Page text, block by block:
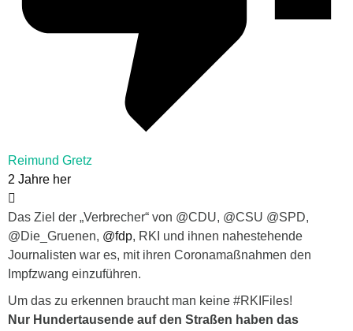
Reimund Gretz
2 Jahre her
Das Ziel der „Verbrecher“ von @CDU, @CSU @SPD,
@Die_Gruenen, @fdp, RKI und ihnen nahestehende
Journalisten war es, mit ihren Coronamaßnahmen den
Impfzwang einzuführen.
Um das zu erkennen braucht man keine #RKIFiles!
Nur Hundertausende auf den Straßen haben das